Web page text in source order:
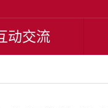
动交流